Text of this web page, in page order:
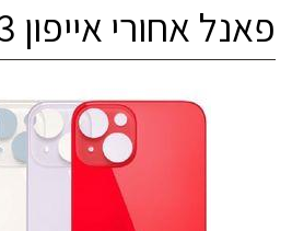
פאנל אחורי אייפון 13 מיני